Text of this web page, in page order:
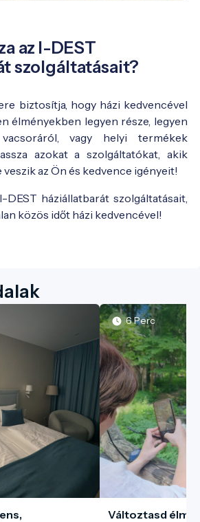
az I-DEST
szolgáltatásait?
biztosítja, hogy házi kedvencével
élményekben legyen része, legyen
vagy helyi termékek
azokat a szolgáltatókat, akik
az Ön és kedvence igényeit!
DEST háziállatbarát szolgáltatásait,
közös időt házi kedvencével!
6 Perc
Változtasd